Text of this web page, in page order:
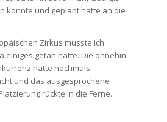
konnte und geplant hatte an die
Zirkus musste ich
einiges getan hatte. Die ohnehin
hatte nochmals
und das ausgesprochene
rückte in die Ferne.